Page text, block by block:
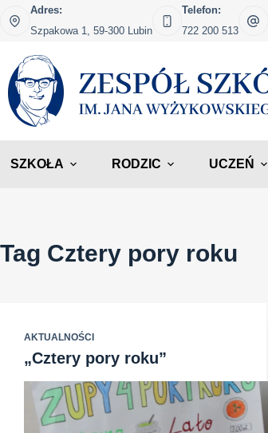
Przejdź
do
Adres:
Szpakowa 1, 59-300 Lubin
Telefon:
722 200 513
SZKOŁA RODZIC UCZEŃ
Tag Cztery pory roku
AKTUALNOŚCI
„Cztery pory roku”